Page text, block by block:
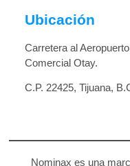
Ubicación
Carretera al
Comercial Otay.
C.P. 22425, Tijuana,
Nominax es una